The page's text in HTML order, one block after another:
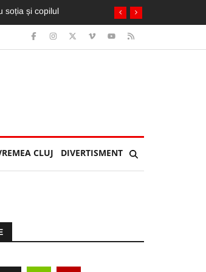
urgență la spital
CLUJ DIVERTISMENT